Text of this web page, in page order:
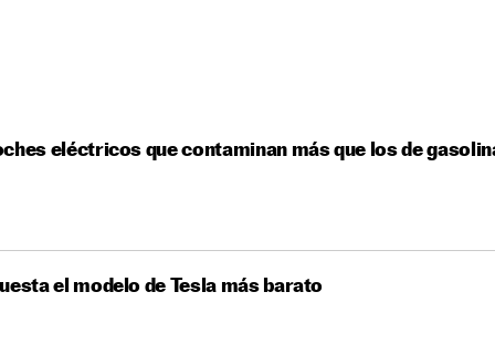
eléctricos que contaminan más que los de
el modelo de Tesla más barato